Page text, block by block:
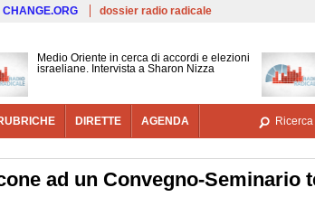
Salta al contenuto principale
CHANGE.ORG dossier radio radicale
Medio Oriente in cerca di accordi e elezioni
israeliane. Intervista a Sharon Nizza
DIRETTE AGENDA
ad un Convegno-Seminario